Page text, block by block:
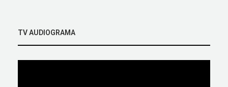
TV AUDIOGRAMA